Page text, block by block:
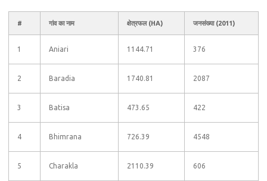
# गांव का नाम क्षेत्रफल (HA) जनसंख्या (2011)
1 Aniari 1144.71 376
2 Baradia 1740.81 2087
3 Batisa 473.65 422
4 Bhimrana 726.39 4548
5 Charakla 2110.39 606